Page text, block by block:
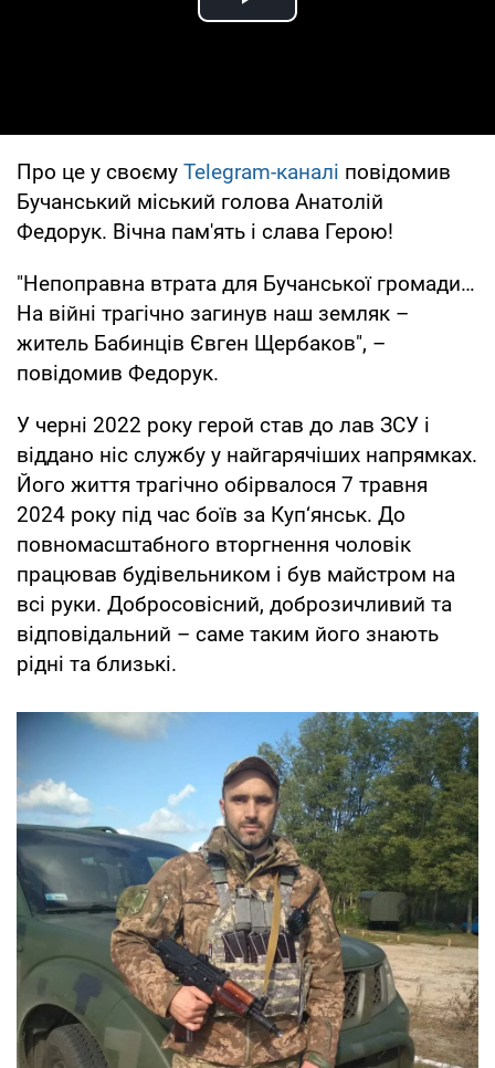
Play Video
Про це у своєму Telegram-каналі повідомив
Бучанський міський голова Анатолій
Федорук. Вічна пам'ять і слава Герою!
"Непоправна втрата для Бучанської громади…
На війні трагічно загинув наш земляк –
житель Бабинців Євген Щербаков", –
повідомив Федорук.
У черні 2022 року герой став до лав ЗСУ і
віддано ніс службу у найгарячіших напрямках.
Його життя трагічно обірвалося 7 травня
2024 року під час боїв за Куп‘янськ. До
повномасштабного вторгнення чоловік
працював будівельником і був майстром на
всі руки. Добросовісний, доброзичливий та
відповідальний – саме таким його знають
рідні та близькі.